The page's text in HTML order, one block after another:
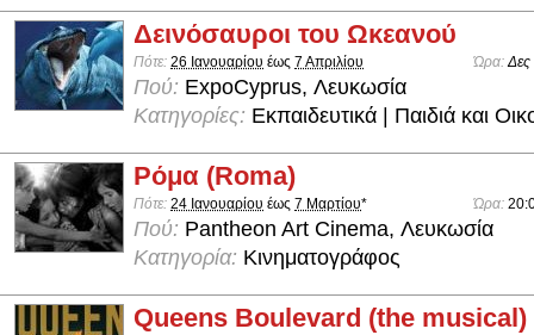
Δεινόσαυροι του Ωκεανού
Πότε: 26 Ιανουαρίου έως 7 Απριλίου Ώρα:Δες
Πού: ExpoCyprus, Λευκωσία
Κατηγορίες: Εκπαιδευτικά | Παιδιά και
Ρόμα (Roma)
Πότε: 24 Ιανουαρίου έως 7 Μαρτίου* Ώρα:
Πού: Pantheon Art Cinema, Λευκωσία
Κατηγορία: Κινηματογράφος
Queens Boulevard (the musical)